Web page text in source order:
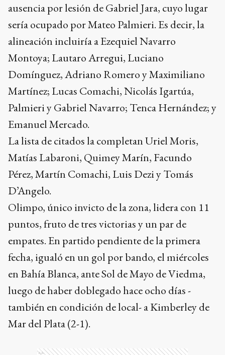
ausencia por lesión de Gabriel Jara, cuyo lugar
sería ocupado por Mateo Palmieri. Es decir, la
alineación incluiría a Ezequiel Navarro
Montoya; Lautaro Arregui, Luciano
Domínguez, Adriano Romero y Maximiliano
Martínez; Lucas Comachi, Nicolás Igartúa,
Palmieri y Gabriel Navarro; Tenca Hernández; y
Emanuel Mercado.
La lista de citados la completan Uriel Moris,
Matías Labaroni, Quimey Marín, Facundo
Pérez, Martín Comachi, Luis Dezi y Tomás
D’Angelo.
Olimpo, único invicto de la zona, lidera con 11
puntos, fruto de tres victorias y un par de
empates. En partido pendiente de la primera
fecha, igualó en un gol por bando, el miércoles
en Bahía Blanca, ante Sol de Mayo de Viedma,
luego de haber doblegado hace ocho días -
también en condición de local- a Kimberley de
Mar del Plata (2-1).
Ads